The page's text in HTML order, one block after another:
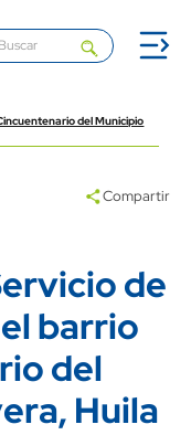
del Municipio
Compartir
de
barrio
del
Huila